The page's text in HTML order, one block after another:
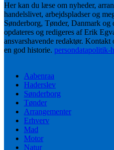
Her kan du læse om nyheder,
handelslivet, arbejdspladser og
Sønderborg, Tønder, Danmark og
opdateres og redigeres af Erik
ansvarshavende redaktør.
en god historie. persondatapolitik-
Aabenraa
Haderslev
Sønderborg
Tønder
Arrangementer
Erhverv
Mad
Motor
Natur